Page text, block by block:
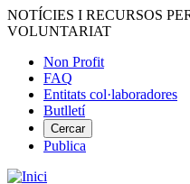
Vés
al
NOTÍCIES I RECURSOS
VOLUNTARIAT
Menú
del
compte
d'usuari
Non Profit
FAQ
Entitats col·laboradores
Butlletí
Cercar
Publica